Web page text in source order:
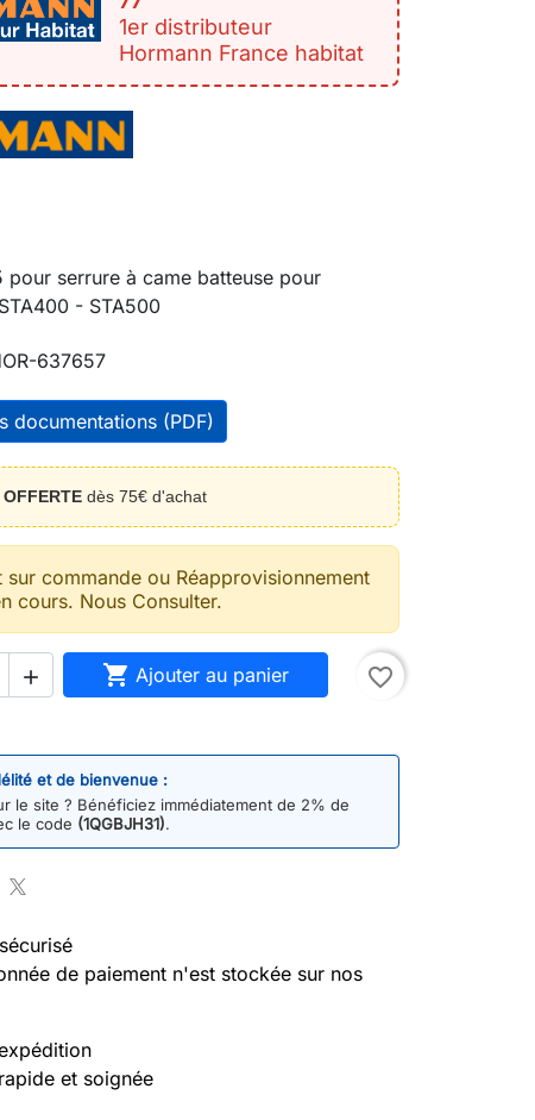
1er distributeur
Hormann France habitat
pour serrure à came batteuse pour
- STA500
637657
documentations (PDF)
OFFERTE dès 75€ d'achat
sur commande ou Réapprovisionnement
cours. Nous Consulter.
  Ajouter au panier favorite_border
et de bienvenue :
le site ? Bénéficiez immédiatement de 2% de
le code (1QGBJH31).
de paiement n'est stockée sur nos
et soignée